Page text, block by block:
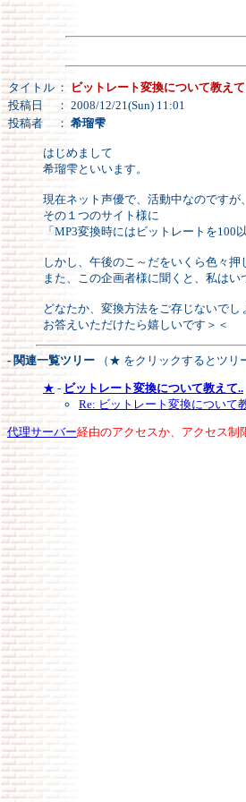
タイトル ：
ビットレート変換について教え
投稿日
： 2008/12/21(Sun) 11:01
投稿者
： 希瑠雫
はじめまして
希瑠雫といいます。
現在ネット声優で、活動中なのですが、
その１つのサイト様に
「MP3変換時にはビットレートを100
しかし、午後のこ～だをいくら色々押
また、この企画者様に聞くと、私はい
どなたか、変換方法をご存じないでし
お答えいただけたら嬉しいです＞＜
- 関連一覧ツリー （★ をクリックするとツリ
★ - ビットレート変換について教えて..
Re: ビットレート変換について教
代理サーバー経由のアクセスか、アクセス制